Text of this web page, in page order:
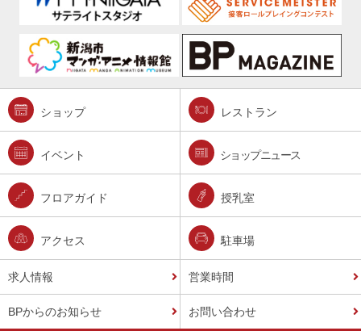
ショップ レストラン
イベント ショップニュース
フロアガイド 授乳室
アクセス 駐車場
求人情報 営業時間
BPからのお知らせ お問い合わせ